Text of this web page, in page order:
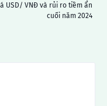
USD/ VNĐ và rủi ro tiềm ẩn
cuối năm 2024